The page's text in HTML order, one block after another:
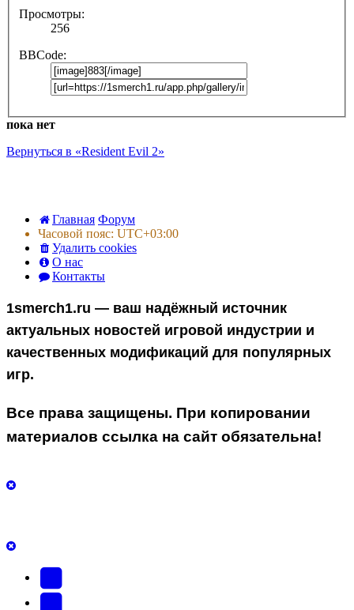
Просмотры:
256
BBCode:
пока нет
Вернуться в «Resident Evil 2»
Главная Форум
Часовой пояс: UTC+03:00
Удалить cookies
О нас
Контакты
1smerch1.ru — ваш надёжный источник
актуальных новостей игровой индустрии и
качественных модификаций для популярных
игр.
Все права защищены. При копировании
материалов ссылка на сайт обязательна!